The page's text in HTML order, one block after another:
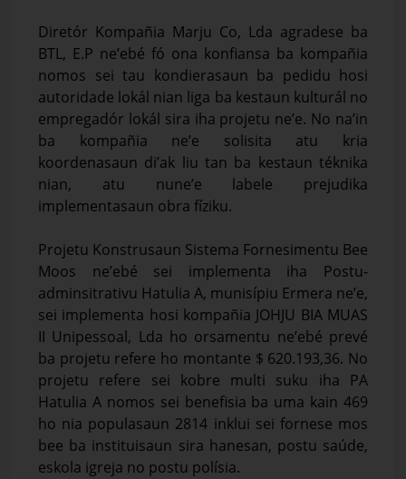
Diretór Kompañia Marju Co, Lda agradese ba
BTL, E.P ne’ebé fó ona konfiansa ba kompañia
nomos sei tau kondierasaun ba pedidu hosi
autoridade lokál nian liga ba kestaun kulturál no
empregadór lokál sira iha projetu ne’e. No na’in
ba kompañia ne’e solisita atu kria
koordenasaun di’ak liu tan ba kestaun téknika
nian, atu nune’e labele prejudika
implementasaun obra fíziku.
Projetu Konstrusaun Sistema Fornesimentu Bee
Moos ne’ebé sei implementa iha Postu-
adminsitrativu Hatulia A, munisípiu Ermera ne’e,
sei implementa hosi kompañia JOHJU BIA MUAS
II Unipessoal, Lda ho orsamentu ne’ebé prevé
ba projetu refere ho montante $ 620.193,36. No
projetu refere sei kobre multi suku iha PA
Hatulia A nomos sei benefisia ba uma kain 469
ho nia populasaun 2814 inklui sei fornese mos
bee ba instituisaun sira hanesan, postu saúde,
eskola igreja no postu polísia.